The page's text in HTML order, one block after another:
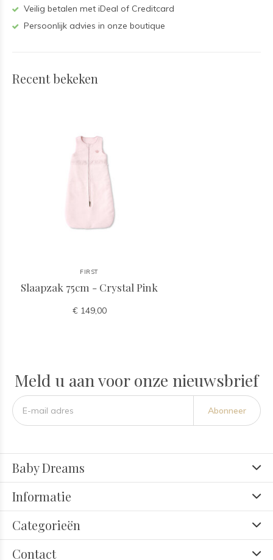
Veilig betalen met iDeal of Creditcard
Persoonlijk advies in onze boutique
Recent bekeken
FIRST
Slaapzak 75cm - Crystal Pink
€ 149,00
Meld u aan voor onze nieuwsbrief
Abonneer
Baby Dreams
Informatie
Categorieën
Contact